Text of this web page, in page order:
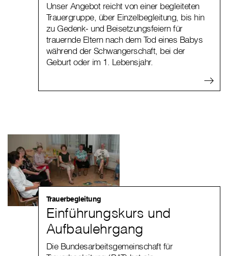
Unser Angebot reicht von einer begleiteten
Trauergruppe, über Einzelbegleitung, bis hin
zu Gedenk- und Beisetzungsfeiern für
trauernde Eltern nach dem Tod eines Babys
während der Schwangerschaft, bei der
Geburt oder im 1. Lebensjahr.
Trauerbegleitung
Einführungskurs und
Aufbaulehrgang
Die Bundesarbeitsgemeinschaft für